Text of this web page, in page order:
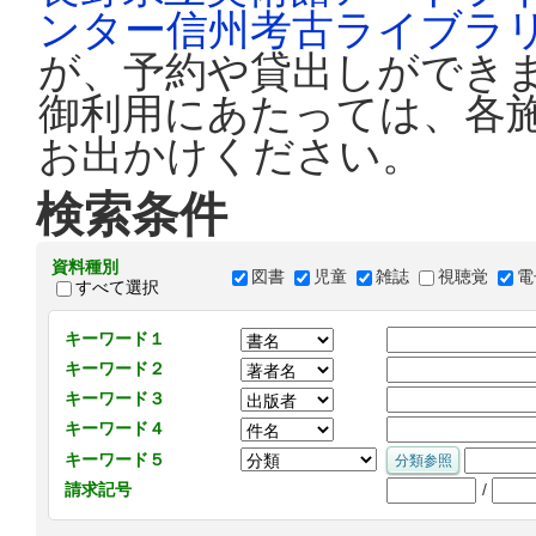
ンター信州考古ライブラ
が、予約や貸出しができ
御利用にあたっては、各
お出かけください。
検索条件
資料種別
すべて選択
図書 児童 雑誌 視聴覚
キーワード１
キーワード２
キーワード３
キーワード４
キーワード５
請求記号
/